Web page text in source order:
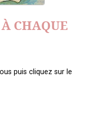
CHAQUE
puis cliquez sur le